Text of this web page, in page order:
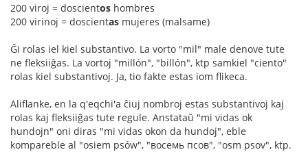
200 viroj = doscientos hombres
200 virinoj = doscientas mujeres (malsame)
Ĝi rolas iel kiel substantivo. La vorto "mil" male denove tute
ne fleksiiĝas. La vortoj "millón", "billón", ktp samkiel "ciento"
rolas kiel substantivoj. Ja, tio fakte estas iom flikeca.
Aliflanke, en la q'eqchi'a ĉiuj nombroj estas substantivoj kaj
rolas kaj fleksiiĝas tute regule. Anstataŭ "mi vidas ok
hundojn" oni diras "mi vidas okon da hundoj", eble
kompareble al "osiem psów", "восемь псов", "osm psov", ktp.